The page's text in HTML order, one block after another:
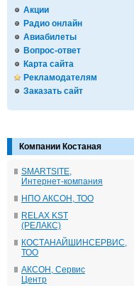
Акции
Радио онлайн
Авиабилеты
Вопрос-ответ
Карта сайта
Рекламодателям
Заказать сайт
Компании Костаная
SMARTSITE,
Интернет-компания
НПО АКСОН, ТОО
RELAX KST
(РЕЛАКС)
КОСТАНАЙШИНСЕРВИС,
ТОО
АКСОН, Сервис
Центр